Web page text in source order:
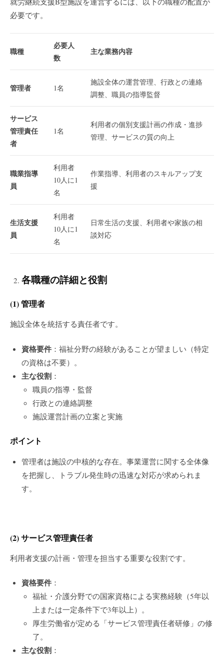
必要です。
職種
必要人
数
主な業務内容
管理者 1名
施設全体の運営管理、行政との連絡
調整、職員の指導監督
サービス
管理責任
者
1名
利用者の個別支援計画の作成・進捗
管理、サービスの質の向上
職業指導
員
利用者
10人に1
名
作業指導、利用者のスキルアップ支
援
生活支援
員
利用者
10人に1
名
日常生活の支援、利用者や家族の相
談対応
各職種の詳細と役割
(1)管理者
施設全体を統括する責任者です。
資格要件：福祉分野の経験があることが望ましい（特定
の資格は不要）。
主な役割：
職員の指導・監督
行政との連絡調整
施設運営計画の立案と実施
ポイント
管理者は施設の中核的な存在。事業運営に関する全体像
を把握し、トラブル発生時の迅速な対応が求められま
す。
(2)サービス管理責任者
利用者支援の計画・管理を担当する重要な役割です。
資格要件：
福祉・介護分野での国家資格による実務経験（5年以
上または一定条件下で3年以上）。
厚生労働省が定める「サービス管理責任者研修」の修
了。
主な役割：